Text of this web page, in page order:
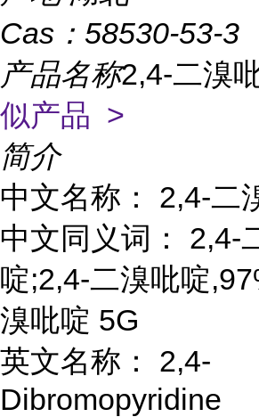
Cas： 58530-53-3
产品名称2,4-二溴
似产品 >
简介
中文名称： 2,4-二
中文同义词： 2,4-
啶;2,4-二溴吡啶
溴吡啶 5G
英文名称： 2,4-
Dibromopyridine